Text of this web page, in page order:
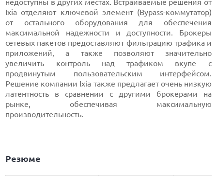
недоступны в других местах. Встраиваемые решения от
Ixia отделяют ключевой элемент (Bypass-коммутатор)
от остального оборудования для обеспечения
максимальной надежности и доступности. Брокеры
сетевых пакетов предоставляют фильтрацию трафика и
приложений, а также позволяют значительно
увеличить контроль над трафиком вкупе с
продвинутым пользовательским интерфейсом.
Решение компании Ixia также предлагает очень низкую
латентность в сравнении с другими брокерами на
рынке, обеспечивая максимальную
производительность.
Резюме